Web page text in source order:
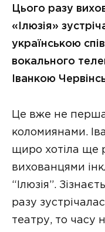
Цього разу
«Ілюзія»
українською
вокального
Іванкою
Це вже не перша
коломиянами.
щиро хотіла ще
вихованцями
“Ілюзія”.
разу
театру, то часу